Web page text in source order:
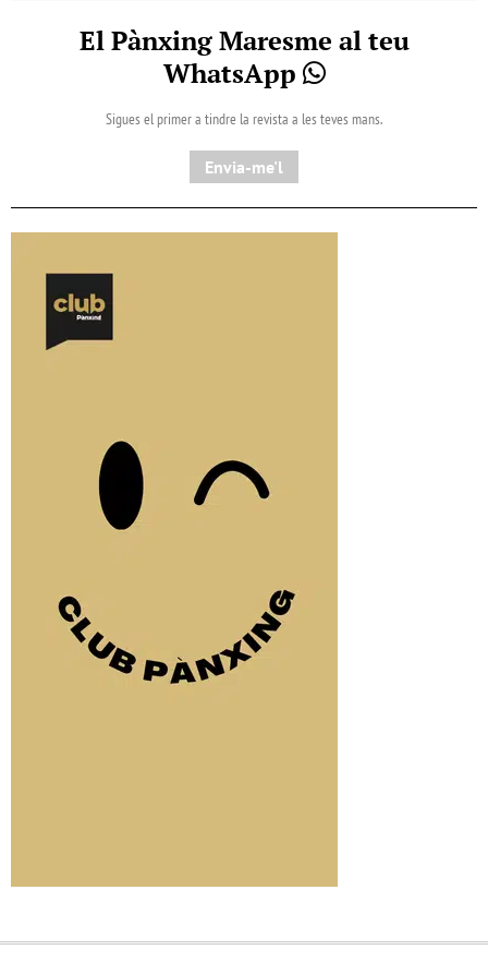
El Pànxing Maresme al teu
WhatsApp
Sigues el primer a tindre la revista a les teves mans.
Envia-me'l